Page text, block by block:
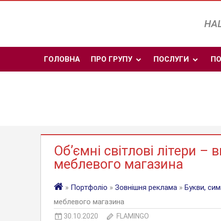
ГОЛОВНА ПРО ГРУПУ ПОСЛУГИ
Об’ємні світлові літери
меблевого магазина
» Портфоліо » Зовнішня реклама» Букви,
меблевого магазина
30.10.2020 FLAMINGO